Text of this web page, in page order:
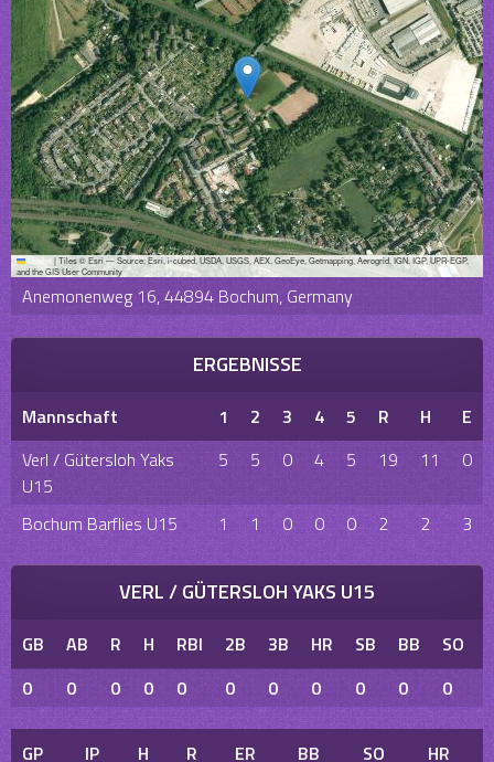
Leaflet |Tiles © Esri — Source: Esri, i-cubed, USDA, USGS, AEX, GeoEye, Getmapping, Aerogrid, IGN, IGP, UPR-EGP,
and the GIS User Community
Anemonenweg 16, 44894 Bochum, Germany
ERGEBNISSE
Mannschaft 1 2 3 4 5 R H
E
Verl / Gütersloh Yaks
U15
5 5 0 4 5 19 11 0
Bochum Barflies U15 1 1 0 0 0 2 2 3
VERL / GÜTERSLOH YAKS U15
GB AB R H RBI 2B 3B HR SB BB SO
0
0 0 0 0 0 0 0 0 0 0
GP IP H R ER BB SO HR